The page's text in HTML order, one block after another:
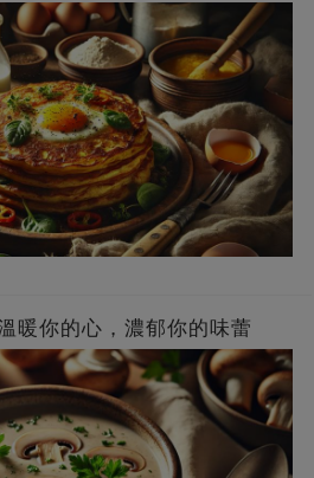
你的心，濃郁你的味蕾